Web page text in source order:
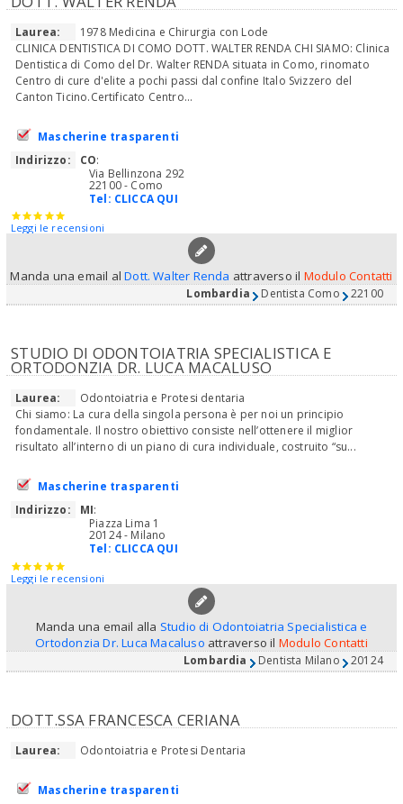
Laurea:
1978 Medicina e Chirurgia con Lode
CLINICA DENTISTICA DI COMO DOTT. WALTER RENDA CHI SIAMO: Clinica
Dentistica di Como del Dr. Walter RENDA situata in Como, rinomato
Centro di cure d'elite a pochi passi dal confine Italo Svizzero del
Canton Ticino.Certificato Centro...
Mascherine trasparenti
Indirizzo:
CO:
Via Bellinzona 292
22100 - Como
Tel: CLICCA QUI
Leggi le recensioni
Manda una email alDott. Walter Renda attraverso il Modulo Contatti
Lombardia Dentista Como 22100
STUDIO DI ODONTOIATRIA SPECIALISTICA E
ORTODONZIA DR. LUCA MACALUSO
Laurea:
Odontoiatria e Protesi dentaria
Chi siamo: La cura della singola persona è per noi un principio
fondamentale. Il nostro obiettivo consiste nell’ottenere il miglior
risultato all’interno di un piano di cura individuale, costruito “su...
Mascherine trasparenti
Indirizzo:
MI:
Piazza Lima 1
20124 - Milano
Tel: CLICCA QUI
Leggi le recensioni
Manda una email alla Studio di Odontoiatria Specialistica e
Ortodonzia Dr. Luca Macaluso attraverso il Modulo Contatti
Lombardia Dentista Milano 20124
DOTT.SSA FRANCESCA CERIANA
Laurea: Odontoiatria e Protesi Dentaria
Mascherine trasparenti